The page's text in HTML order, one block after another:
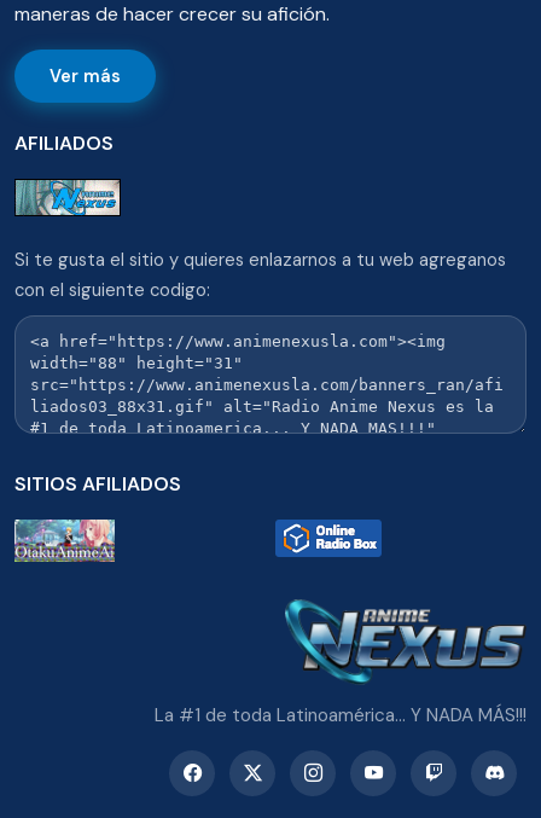
maneras de hacer crecer su afición.
Ver más
AFILIADOS
Si te gusta el sitio y quieres enlazarnos a tu web agreganos
con el siguiente codigo:
SITIOS AFILIADOS
La #1 de toda Latinoamérica... Y NADA MÁS!!!